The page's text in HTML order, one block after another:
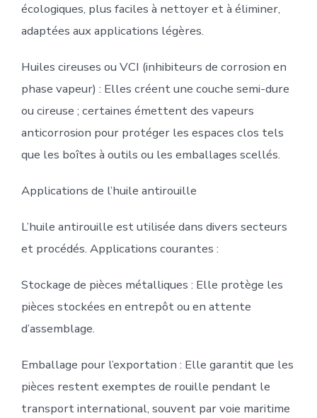
écologiques, plus faciles à nettoyer et à éliminer,
adaptées aux applications légères.
Huiles cireuses ou VCI (inhibiteurs de corrosion en
phase vapeur) : Elles créent une couche semi-dure
ou cireuse ; certaines émettent des vapeurs
anticorrosion pour protéger les espaces clos tels
que les boîtes à outils ou les emballages scellés.
Applications de l’huile antirouille
L’huile antirouille est utilisée dans divers secteurs
et procédés. Applications courantes :
Stockage de pièces métalliques : Elle protège les
pièces stockées en entrepôt ou en attente
d’assemblage.
Emballage pour l’exportation : Elle garantit que les
pièces restent exemptes de rouille pendant le
transport international, souvent par voie maritime